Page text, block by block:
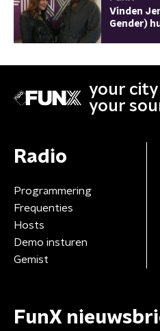
Vinden
Gender)
your city
your
Radio
Programmering
Frequenties
Hosts
Demo insturen
Gemist
FunX